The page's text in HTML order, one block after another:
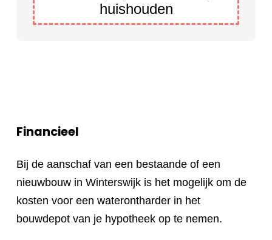
huishouden
Financieel
Bij de aanschaf van een bestaande of een
nieuwbouw in Winterswijk is het mogelijk om de
kosten voor een waterontharder in het
bouwdepot van je hypotheek op te nemen.